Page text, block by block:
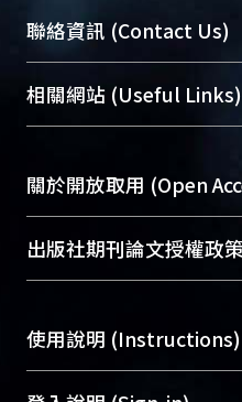
臺大位居世界頂尖大學
展現本校豐碩的研究成
機構典藏（NTUR）與學
台，成為臺大學術典藏
成果。
To permanently
profiles and scholarly
services of “NTU
聯絡資訊 (Contact Us)
總館學科館員(Main
醫學圖書館學科館員
Sciences Library)
相關網站 (Useful Links)
關於開放取用 (Open
開放取用是從使用者角
動，應用在學術研究上
用逐年攀升。同時可加
Archive）平台。 （點選
出版社期刊論文授權政
含部分內容的版權非
助與合作完成，請確
使用說明 (Instructions)